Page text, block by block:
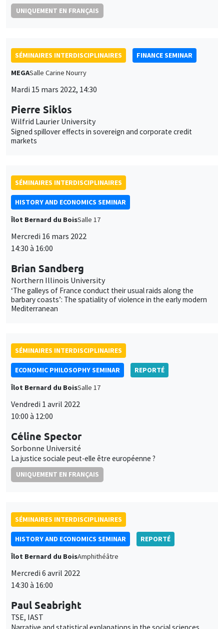
UNIQUEMENT EN FRANÇAIS
SÉMINAIRES INTERDISCIPLINAIRES
FINANCE SEMINAR
MEGASalle Carine Nourry
Mardi 15 mars 2022, 14:30
Pierre Siklos
Wilfrid Laurier University
Signed spillover effects in sovereign and corporate credit
markets
SÉMINAIRES INTERDISCIPLINAIRES
HISTORY AND ECONOMICS SEMINAR
Îlot Bernard du BoisSalle 17
Mercredi 16 mars 2022
14:30 à 16:00
Brian Sandberg
Northern Illinois University
‘The galleys of France conduct their usual raids along the
barbary coasts’: The spatiality of violence in the early modern
Mediterranean
SÉMINAIRES INTERDISCIPLINAIRES
ECONOMIC PHILOSOPHY SEMINAR
REPORTÉ
Îlot Bernard du BoisSalle 17
Vendredi 1 avril 2022
10:00 à 12:00
Céline Spector
Sorbonne Université
La justice sociale peut-elle être européenne ?
UNIQUEMENT EN FRANÇAIS
SÉMINAIRES INTERDISCIPLINAIRES
HISTORY AND ECONOMICS SEMINAR
REPORTÉ
Îlot Bernard du BoisAmphithéâtre
Mercredi 6 avril 2022
14:30 à 16:00
Paul Seabright
TSE, IAST